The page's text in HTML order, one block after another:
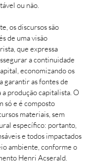
ou não.
os discursos são
de uma visão
que expressa
a continuidade
economizando os
garantir as fontes de
produção capitalista. O
só e é composto
materiais, sem
específico: portanto,
e todos impactados
ambiente, conforme o
Henri Acserald.